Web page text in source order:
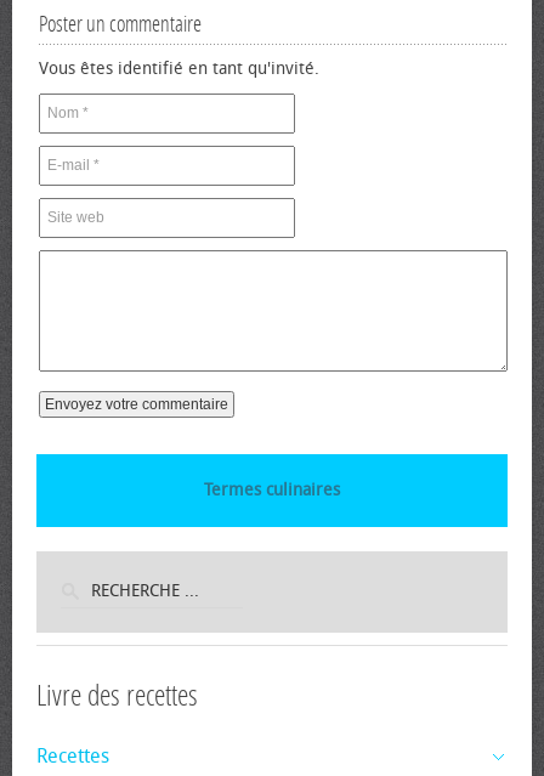
Poster un commentaire
Vous êtes identifié en tant qu'invité.
Termes culinaires
Livre des recettes
Recettes